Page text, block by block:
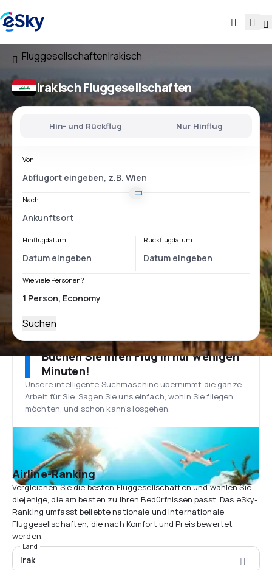
FluggesellschaftenIrakisch
Irakisch Fluggesellschaften
Hin- und Rückflug Nur Hinflug
Von
Nach
Hinflugdatum Rückflugdatum
Wie viele Personen?
Suchen
Buchen Sie Ihren Flug in nur wenigen
Minuten!
Unsere intelligente Suchmaschine übernimmt die ganze
Arbeit für Sie. Sagen Sie uns einfach, wohin Sie fliegen
möchten, und schon kann’s losgehen.
Airline-Ranking
Vergleichen Sie die besten Fluggesellschaften und wählen Sie
diejenige, die am besten zu Ihren Bedürfnissen passt. Das eSky-
Ranking umfasst beliebte nationale und internationale
Fluggesellschaften, die nach Komfort und Preis bewertet
werden.
Land
Irak